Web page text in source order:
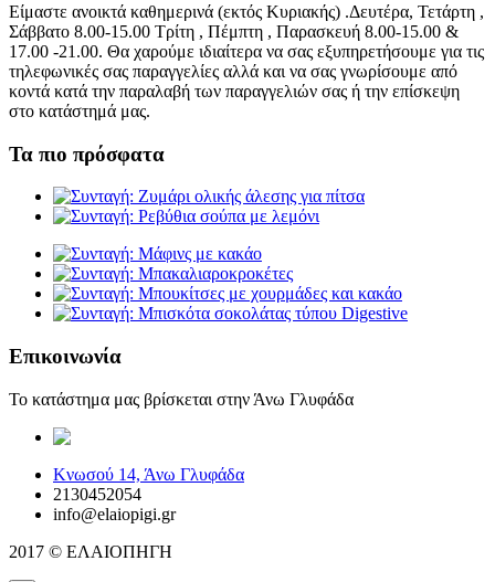
Είμαστε ανοικτά καθημερινά (εκτός Κυριακής) .Δευτέρα, Τετάρτη ,
Σάββατο 8.00-15.00 Τρίτη , Πέμπτη , Παρασκευή 8.00-15.00 &
17.00 -21.00. Θα χαρούμε ιδιαίτερα να σας εξυπηρετήσουμε για τις
τηλεφωνικές σας παραγγελίες αλλά και να σας γνωρίσουμε από
κοντά κατά την παραλαβή των παραγγελιών σας ή την επίσκεψη
στο κατάστημά μας.
Τα πιο πρόσφατα
Επικοινωνία
Το κατάστημα μας βρίσκεται στην Άνω Γλυφάδα
Κνωσού 14, Άνω Γλυφάδα
2130452054
info@elaiopigi.gr
2017 © ΕΛΑΙΟΠΗΓΗ